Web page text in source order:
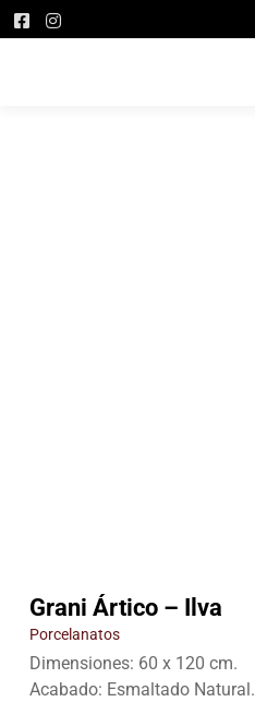
Grani Ártico – Ilva
Porcelanatos
Dimensiones: 60 x 120 cm.
Acabado: Esmaltado Natural.